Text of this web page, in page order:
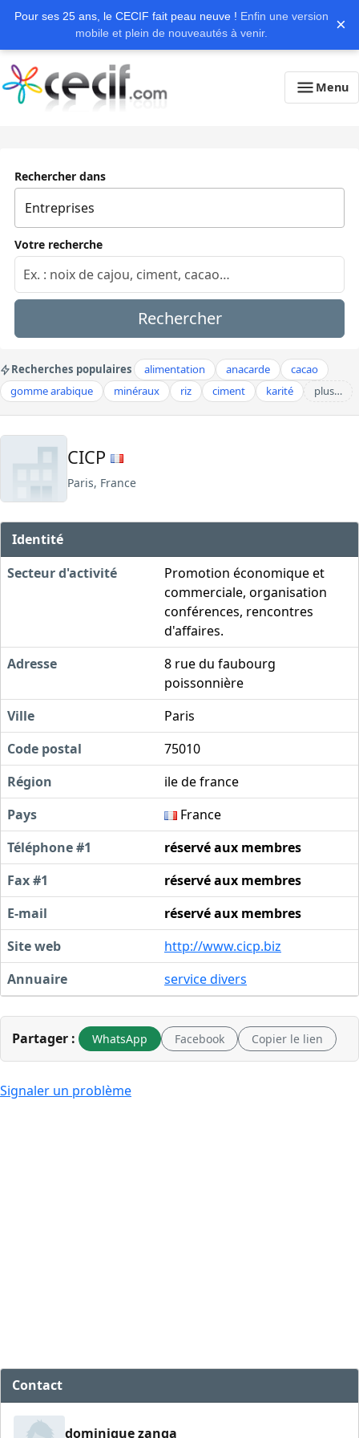
Pour ses 25 ans, le CECIF fait peau neuve ! Enfin une version
mobile et plein de nouveautés à venir.
×
Menu
Rechercher dans
Votre recherche
Rechercher
Recherches populaires alimentation anacarde
cacao
gomme arabique
minéraux riz ciment karité plus…
CICP
Paris, France
Identité
Secteur d'activité
Promotion économique et
commerciale, organisation
conférences, rencontres
d'affaires.
Adresse
8 rue du faubourg
poissonnière
Ville
Paris
Code postal
75010
Région
ile de france
Pays
France
Téléphone #1
réservé aux membres
Fax #1
réservé aux membres
E-mail
réservé aux membres
Site web
http://www.cicp.biz
Annuaire
service divers
Partager : WhatsApp Facebook Copier le lien
Signaler un problème
Contact
dominique zanga